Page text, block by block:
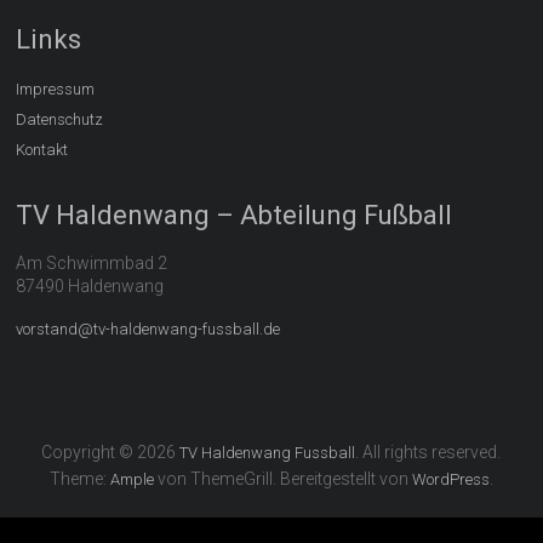
Links
Impressum
Datenschutz
Kontakt
TV Haldenwang – Abteilung Fußball
Am Schwimmbad 2
87490 Haldenwang
vorstand@tv-haldenwang-fussball.de
Copyright © 2026TV Haldenwang Fussball
. All rights reserved.
Theme: Amplevon ThemeGrill. Bereitgestellt von WordPress